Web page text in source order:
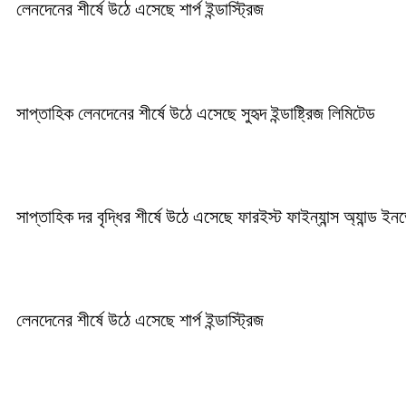
লেনদেনের শীর্ষে উঠে এসেছে শার্প ইন্ডাস্ট্রিজ
সাপ্তাহিক লেনদেনের শীর্ষে উঠে এসেছে সুহৃদ ইন্ডাষ্ট্রিজ লিমিটেড
সাপ্তাহিক দর বৃদ্ধির শীর্ষে উঠে এসেছে ফারইস্ট ফাইন্যান্স অ্যান্ড
লেনদেনের শীর্ষে উঠে এসেছে শার্প ইন্ডাস্ট্রিজ